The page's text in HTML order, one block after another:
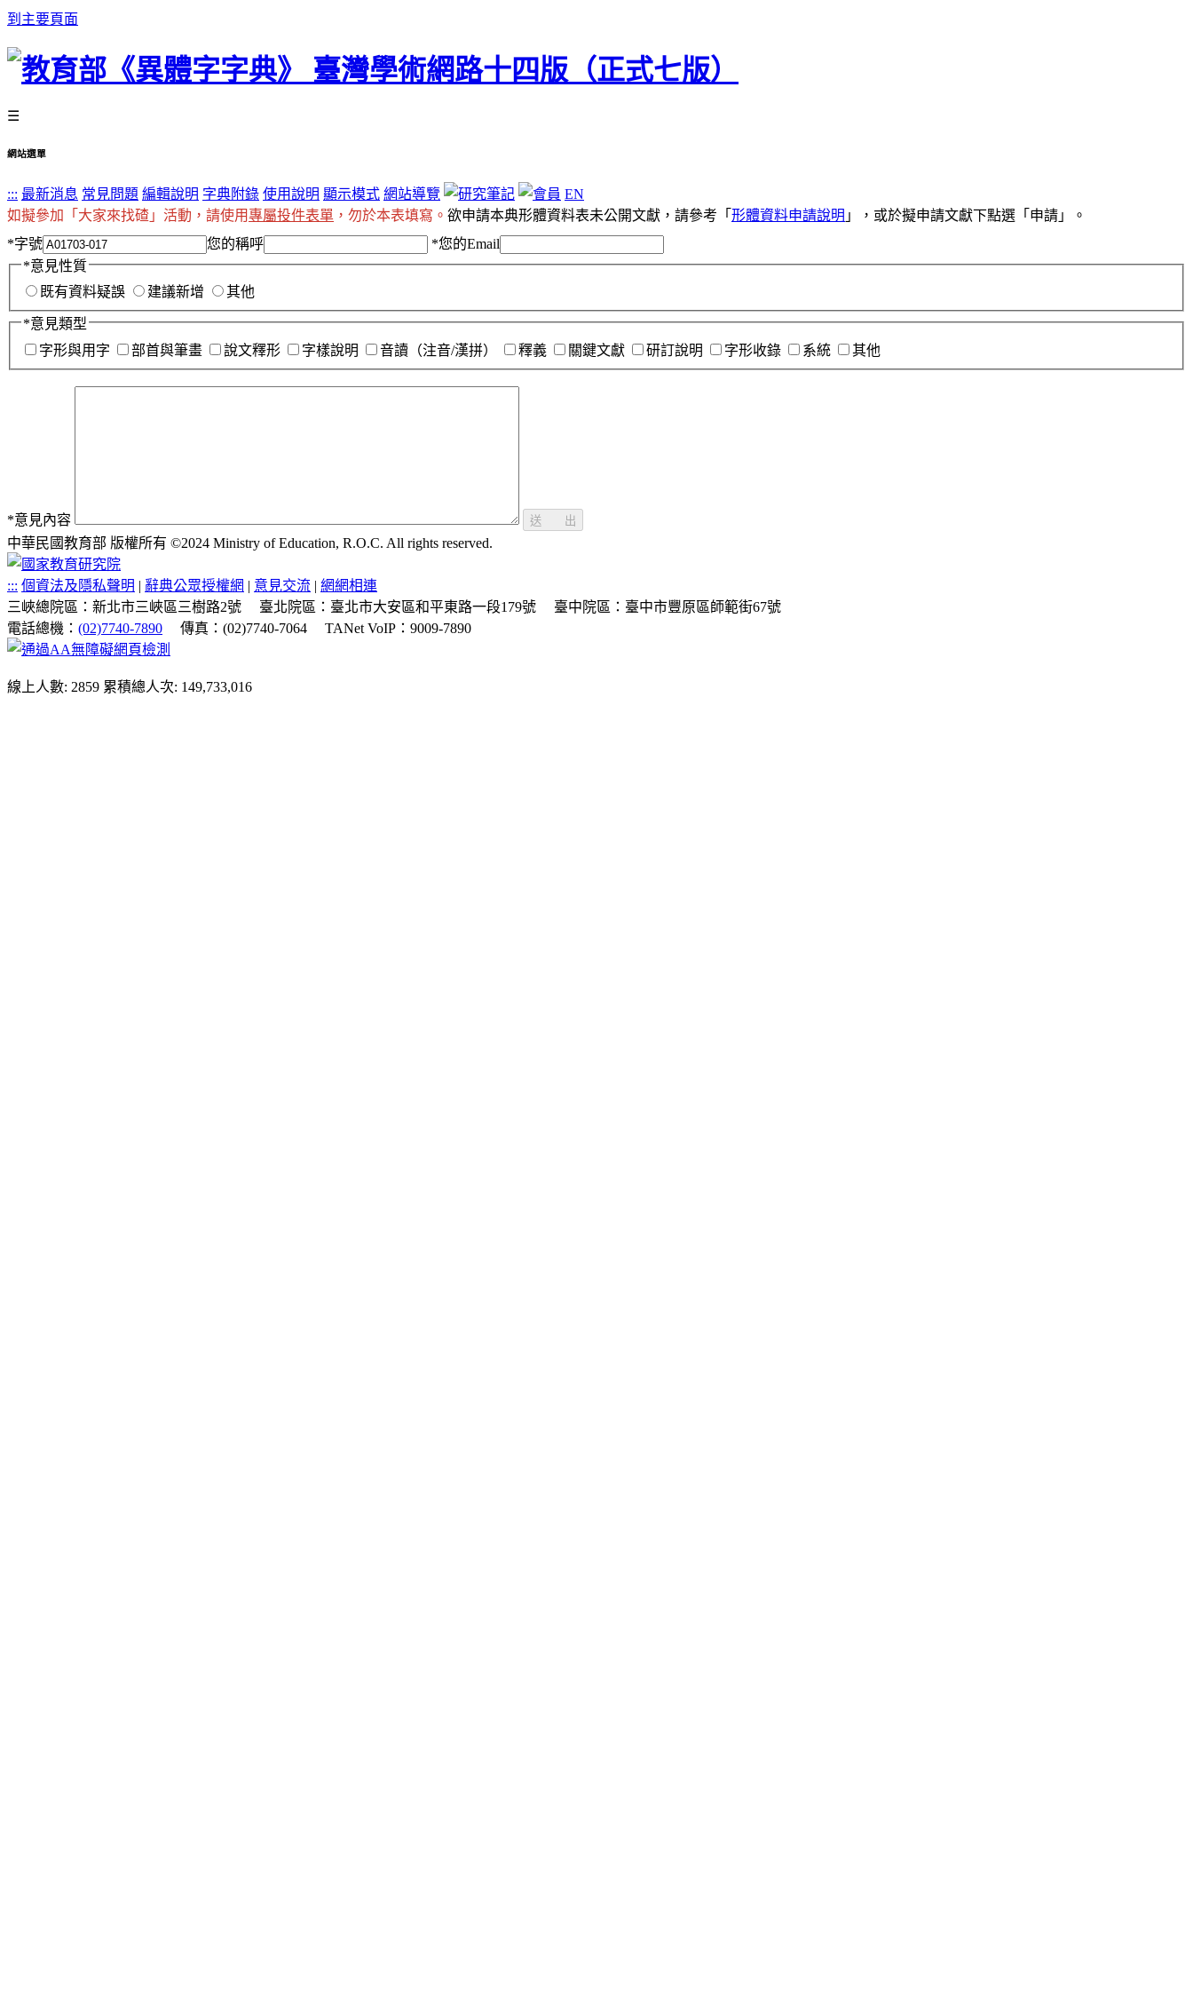
到主要頁面
☰
網站選單
::: 最新消息 常見問題 編輯說明 字典附錄 使用說明 顯示模式 網站導覽
EN
如擬參加「大家來找碴」活動，請使用專屬投件表單 ，勿於本表填寫。 欲申請本典形體資料表未公開文獻，請參考「 形體資料申請說明 」，或於擬申請文獻下點選「申請」。
*字號 您的稱呼 *您的Email
*意見性質
既有資料疑誤
建議新增 其他
*意見類型
字形與用字
部首與筆畫 說文釋形 字樣說明 音讀（注音/漢拼） 釋義 關鍵文獻 研訂說明 字形收錄 系統 其他
*意見內容 送 出
中華民國教育部 版權所有 ©2024 Ministry of Education, R.O.C. All rights reserved.
::: 個資法及隱私聲明 | 辭典公眾授權網 | 意見交流 | 網網相連
三峽總院區：新北市三峽區三樹路2號
臺北院區：臺北市大安區和平東路一段179號
臺中院區：臺中市豐原區師範街67號
電話總機： (02)7740-7890 傳真：(02)7740-7064 TANet VoIP：9009-7890
線上人數: 2859 累積總人次: 149,733,016